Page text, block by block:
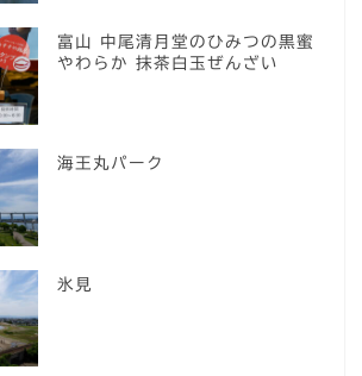
富山 中尾清月堂のひみつの黒蜜
やわらか 抹茶白玉ぜんざい
海王丸パーク
氷見